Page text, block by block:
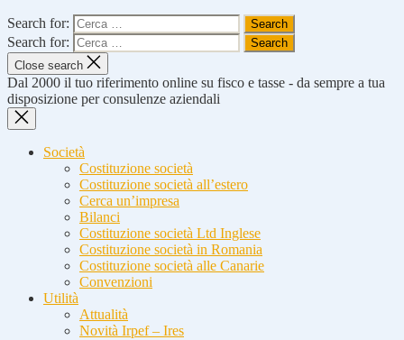
Search for:
Search for:
Close search
Dal 2000 il tuo riferimento online su fisco e tasse - da sempre a tua
disposizione per consulenze aziendali
Società
Costituzione società
Costituzione società all’estero
Cerca un’impresa
Bilanci
Costituzione società Ltd Inglese
Costituzione società in Romania
Costituzione società alle Canarie
Convenzioni
Utilità
Attualità
Novità Irpef – Ires